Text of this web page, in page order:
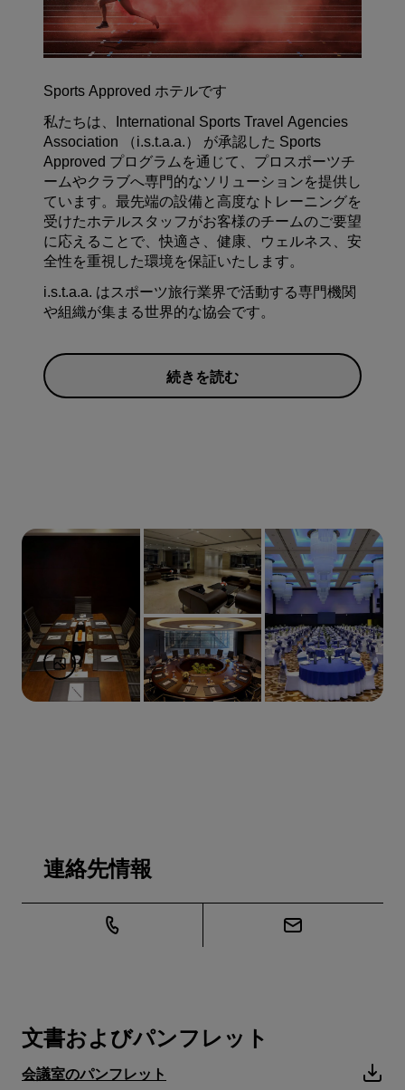
Sports Approved ホテルです
私たちは、International Sports Travel Agencies
Association （i.s.t.a.a.） が承認した Sports
Approved プログラムを通じて、プロスポーツチ
ームやクラブへ専門的なソリューションを提供し
ています。最先端の設備と高度なトレーニングを
受けたホテルスタッフがお客様のチームのご要望
に応えることで、快適さ、健康、ウェルネス、安
全性を重視した環境を保証いたします。
i.s.t.a.a. はスポーツ旅行業界で活動する専門機関
や組織が集まる世界的な協会です。
続きを読む
連絡先情報
文書およびパンフレット
会議室のパンフレット